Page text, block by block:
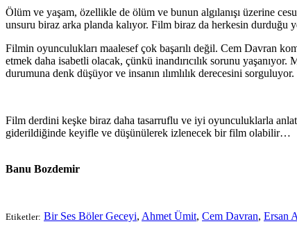
Ölüm ve yaşam, özellikle de ölüm ve bunun algılanışı üzerine
unsuru biraz arka planda kalıyor. Film biraz da herkesin durduğu
Filmin oyunculukları maalesef çok başarılı değil. Cem Davran
etmek daha isabetli olacak, çünkü inandırıcılık sorunu
durumuna denk düşüyor ve insanın ılımlılık derecesini
Film derdini keşke biraz daha tasarruflu ve iyi oyunculuklarla
giderildiğinde keyifle ve düşünülerek izlenecek bir film olabilir…
Banu Bozdemir
Etiketler: Bir Ses Böler Geceyi, Ahmet Ümit, Cem Davran, Ersan